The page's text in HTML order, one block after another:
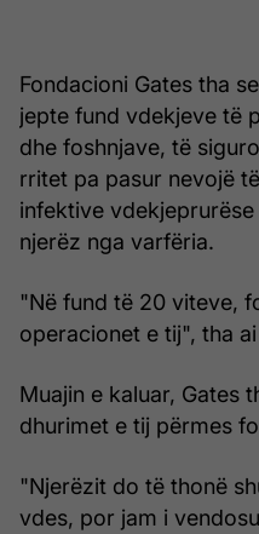
Fondacioni Gates tha
jepte fund vdekjeve të
dhe foshnjave, të
rritet pa pasur nevojë
infektive
njerëz nga varfëria.
"Në fund të 20 viteve,
operacionet e tij", tha
Muajin e kaluar, Gates
dhurimet e tij përmes
"Njerëzit do të thonë
vdes, por jam i